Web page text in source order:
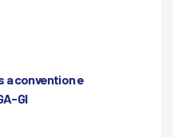
a convention e
GI